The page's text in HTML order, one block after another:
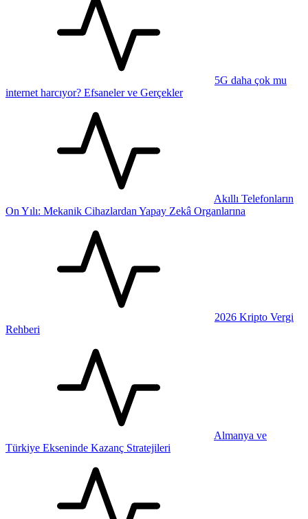
5G daha çok mu
internet harcıyor? Efsaneler ve Gerçekler
Akıllı Telefonların
On Yılı: Mekanik Cihazlardan Yapay Zekâ Organlarına
2026 Kripto Vergi
Rehberi
Almanya ve
Türkiye Ekseninde Kazanç Stratejileri